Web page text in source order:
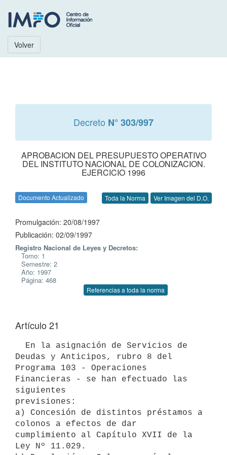
Volver
Decreto N° 303/997
APROBACION DEL PRESUPUESTO OPERATIVO
DEL INSTITUTO NACIONAL DE COLONIZACION.
EJERCICIO 1996
Documento Actualizado Toda la Norma Ver Imagen del D.O.
Promulgación: 20/08/1997
Publicación: 02/09/1997
Registro Nacional de Leyes y Decretos:
Tomo: 1
Semestre: 2
Año: 1997
Página: 468
Referencias a toda la norma
Artículo 21
Deudas y Anticipos, rubro 8 del
Programa 103 - Operaciones
Financieras - se han efectuado las
siguientes
previsiones:
a) Concesión de distintos préstamos a
colonos a efectos de dar
cumplimiento al Capítulo XVII de la
Ley Nº 11.029.